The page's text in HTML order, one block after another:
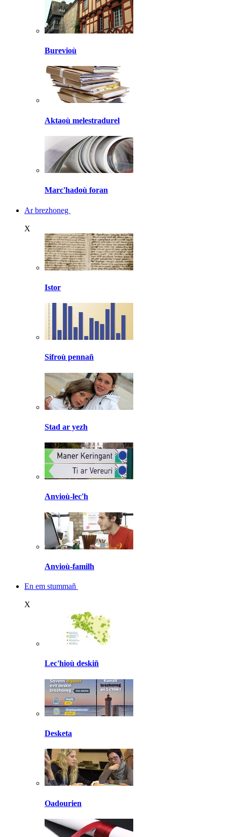
Burevioù
Aktaoù melestradurel
Marc'hadoù foran
Ar brezhoneg
X
Istor
Sifroù pennañ
Stad ar yezh
Anvioù-lec'h
Anvioù-familh
En em stummañ
X
Lec'hioù deskiñ
Desketa
Oadourien